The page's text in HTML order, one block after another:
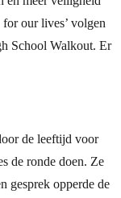
our lives’ volgen
School Walkout. Er
de leeftijd voor
de ronde doen. Ze
gesprek opperde de